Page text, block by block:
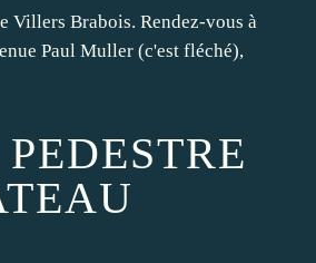
Villers Brabois. Rendez-vous à
Paul Muller (c'est fléché),